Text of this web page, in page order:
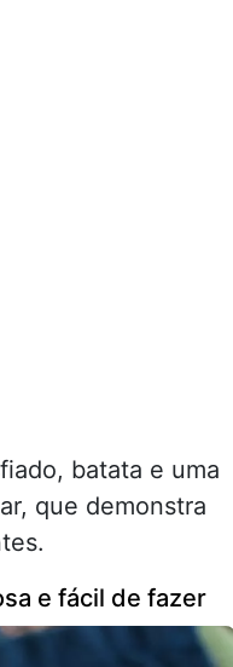
batata e uma
que demonstra
e fácil de fazer